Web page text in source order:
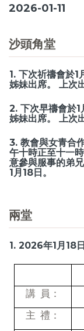
2026-01-11
沙頭角堂
1. 下次祈禱會於1
姊妹出席。 上次
2. 下次早禱會於
姊妹出席。 上次
3. 教會與女青合
午十時正至十一
意參與服事的弟
1月18日。
兩堂
1. 2026年1月18
講 員：
主 禮：